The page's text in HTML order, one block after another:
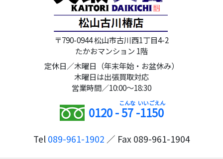
〒790-0944 松山市古川西1丁目4-2
たかおマンション 1階
定休日／木曜日（年末年始・お盆休み）
木曜日は出張買取対応
営業時間／10:00～18:30
0120 -57-1150
Tel 089-961-1902 ／ Fax 089-961-1904